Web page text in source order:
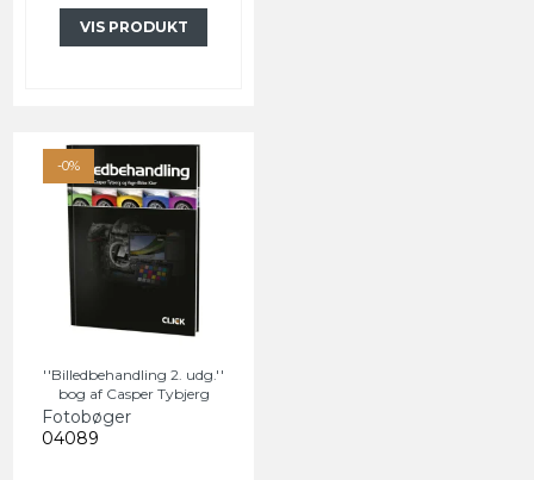
VIS PRODUKT
-0%
''Billedbehandling 2. udg.''
bog af Casper Tybjerg
Fotobøger
04089